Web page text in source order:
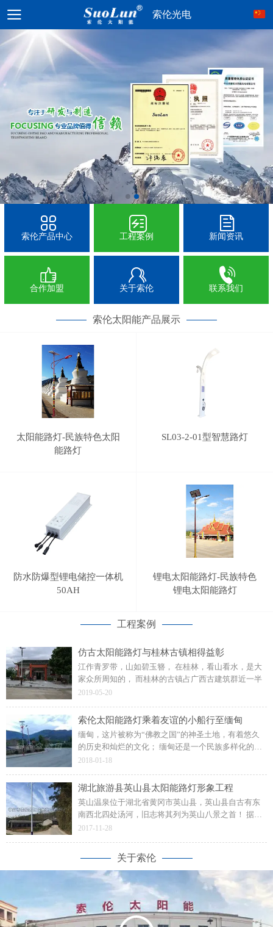
索伦光电
索伦产品中心 工程案例 新闻资讯
合作加盟 关于索伦 联系我们
索伦太阳能产品展示
太阳能路灯-民族特色太阳
能路灯
SL03-2-01型智慧路灯
防水防爆型锂电储控一体机
50AH
锂电太阳能路灯-民族特色
锂电太阳能路灯
工程案例
仿古太阳能路灯与桂林古镇相得益彰
江作青罗带，山如碧玉簪， 在桂林，看山看水，是大
家众所周知的， 而桂林的古镇占广西古建筑群近一半
2019-05-20
索伦太阳能路灯乘着友谊的小船行至缅甸
缅甸，这片被称为“佛教之国”的神圣土地，有着悠久
的历史和灿烂的文化； 缅甸还是一个民族多样化的国
度，连带着做太阳能路灯工程也充满了民族特色的风
2018-01-18
湖北旅游县英山县太阳能路灯形象工程
英山温泉位于湖北省黄冈市英山县，英山县自古有东
南西北四处汤河，旧志将其列为英山八景之首！ 据客
户反映温泉镇，依山傍水、山清水秀、风景优美，空
2017-11-28
关于索伦